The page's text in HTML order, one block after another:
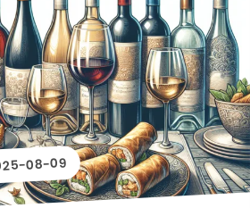
08-09